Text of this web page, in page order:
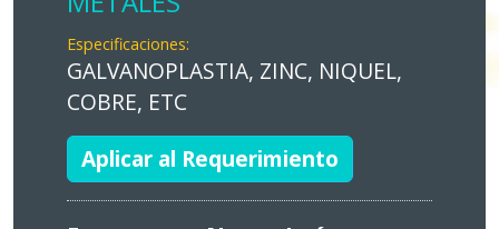
Especificaciones:
GALVANOPLASTIA, ZINC, NIQUEL,
COBRE, ETC
Aplicar al Requerimiento